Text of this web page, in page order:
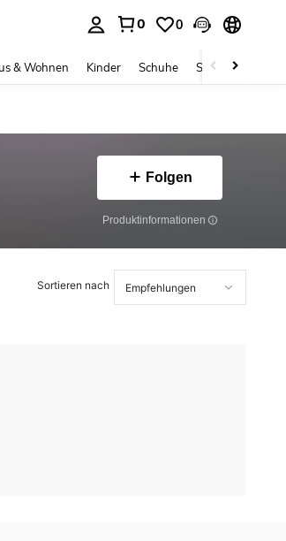
0 0
& Wohnen Kinder Schuhe Schmuck &
Folgen
Produktinformationen
Sortieren nach